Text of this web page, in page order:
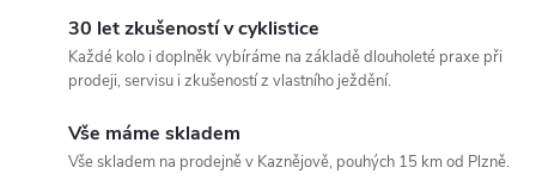
30 let zkušeností v cyklistice
Každé kolo i doplněk vybíráme na základě dlouholeté praxe při
prodeji, servisu i zkušeností z vlastního ježdění.
Vše máme skladem
Vše skladem na prodejně v Kaznějově, pouhých 15 km od Plzně.